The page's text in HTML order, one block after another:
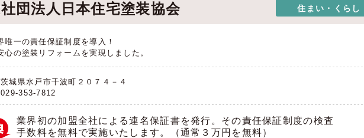
団法人日本住宅塗装協会 住まい・くらし
唯一の責任保証制度を導入！
心の塗装リフォームを実現しました。
茨城県水戸市千波町２０７４－４
029-353-7812
業界初の加盟全社による連名保証書を発行。その責任保証制度の検査
手数料を無料で実施いたします。（通常３万円を無料）